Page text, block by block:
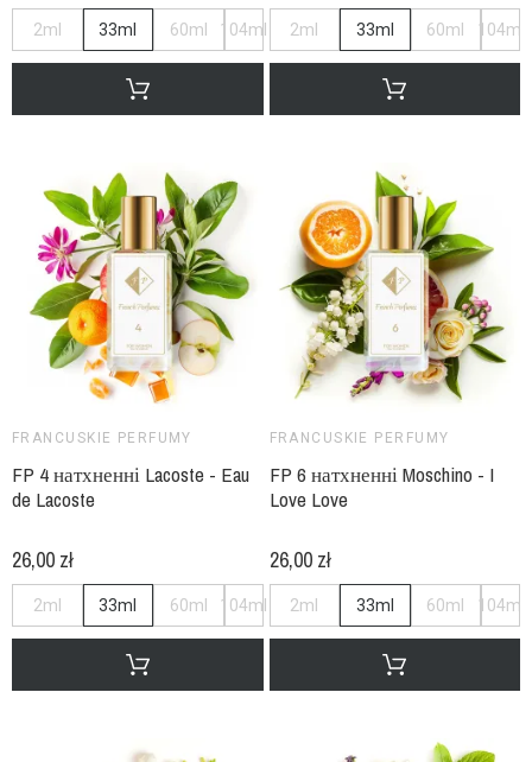
2ml 33ml 60ml 104ml 2ml 33ml 60ml 104ml
FRANCUSKIE PERFUMY
FP 4 натхненні Lacoste - Eau
de Lacoste
26,00 zł
2ml 33ml 60ml 104ml
FRANCUSKIE PERFUMY
FP 6 натхненні Moschino - I
Love Love
26,00 zł
2ml 33ml 60ml 104ml